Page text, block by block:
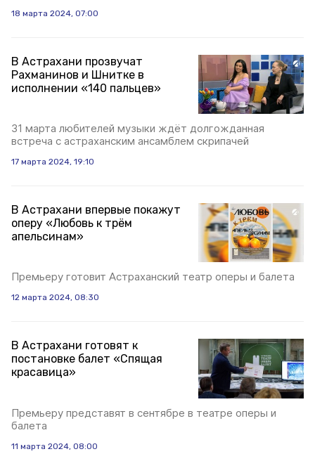
18 марта 2024, 07:00
В Астрахани прозвучат
Рахманинов и Шнитке в
исполнении «140 пальцев»
31 марта любителей музыки ждёт долгожданная
встреча с астраханским ансамблем скрипачей
17 марта 2024, 19:10
В Астрахани впервые покажут
оперу «Любовь к трём
апельсинам»
Премьеру готовит Астраханский театр оперы и балета
12 марта 2024, 08:30
В Астрахани готовят к
постановке балет «Спящая
красавица»
Премьеру представят в сентябре в театре оперы и
балета
11 марта 2024, 08:00